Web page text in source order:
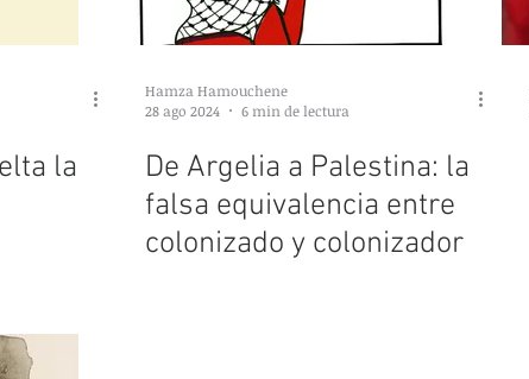
la
Hamza Hamouchene
28 ago 2024
6 min de lectura
De Argelia a Palestina: la
falsa equivalencia entre
colonizado y colonizador